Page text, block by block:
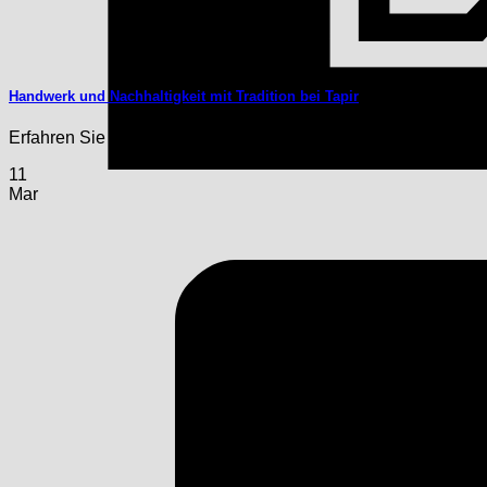
Handwerk und Nachhaltigkeit mit Tradition bei Tapir
Erfahren Sie Wissenswertes über die Arbeit in unserer Tapir
11
Mar